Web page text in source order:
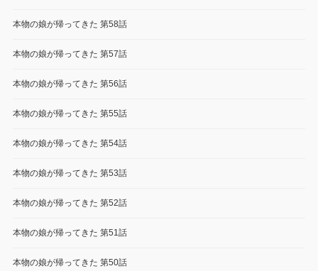
本物の娘が帰ってきた 第58話
本物の娘が帰ってきた 第57話
本物の娘が帰ってきた 第56話
本物の娘が帰ってきた 第55話
本物の娘が帰ってきた 第54話
本物の娘が帰ってきた 第53話
本物の娘が帰ってきた 第52話
本物の娘が帰ってきた 第51話
本物の娘が帰ってきた 第50話